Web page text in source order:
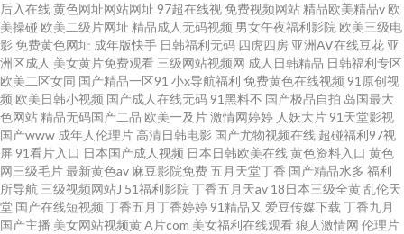
后入在线黄色网址网站网址 97超在线视 免费视频网站 精品欧美精品v 欧
美操碰 欧美二级片网址 精品成人无码视频 男女午夜福利影院 欧美三级电
影 免费黄色网址 成年版快手 日韩福利无码 四虎四房 亚洲AV在线豆花 亚
洲区成人 美女黄片免费观看 三级网站视频网 成人日韩精品 日韩福利专区
欧美二区女同 国产精品一区91 小x导航福利 免费黄色在线视频 91原创视
频 欧美日韩小视频 国产成人在线无码 91黑料不 国产极品自拍 岛国最大
色网站 精品无码国产二品 欧美一及片激情网婷婷 人妖大片 91天堂影视
国产www 成年人伦理片 高清日韩电影 国产尤物视频在线 超碰福利97视
屏 91看片入口 日本国产成人视频 日本日韩欧美在线黄色资料入口 黄色
网三级毛片最新黄色av 麻豆影院免费 五月天堂丁香 国产精品水多 福利
所导航 三级视频网站J 51福利影院 丁香五月天av 18日本三级全黄乱伦天
堂 国产在线短视频 丁香五月丁香婷婷 91精品又 爱豆传媒下载 丁香九月
国产主播 美女网站视频黄A片com 美女福利在线观看狼人激情网 伦理片